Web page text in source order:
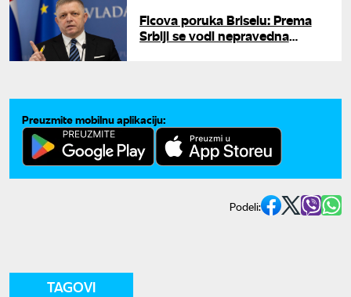
Ficova poruka Briselu: Prema
Srbiji se vodi nepravedna
Preuzmite mobilnu aplikaciju:
Podeli:
TAGOVI